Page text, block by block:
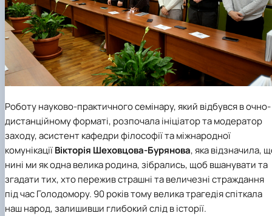
Роботу науково-практичного семінару, який відбувся в очно-
дистанційному форматі, розпочала ініціатор та модератор
заходу, асистент кафедри філософії та міжнародної
комунікаціїВікторія Шеховцова-Бурянова, яка відзначила,
нині ми як одна велика родина, зібрались, щоб вшанувати та
згадати тих, хто пережив страшні та величезні страждання
під час Голодомору. 90 років тому велика трагедія спіткала
наш народ, залишивши глибокий слід в історії.